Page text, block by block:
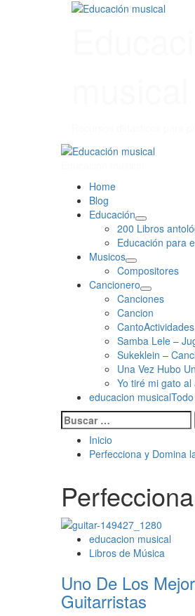
Primary
Home
Blog
Educación
200 Libros
Educación para
Musicos
Compositores
Cancionero
Canciones
Cancion
Canto
Samba Lele –
Sukeklein –
Una Vez Hubo
Yo tiré mi gato
educacion musical
Buscar:
Inicio
Perfecciona y Domina
educacion musical
Libros de Música
Uno De Los
Guitarristas